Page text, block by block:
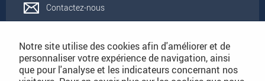
Contactez-nous
Notre site utilise des cookies afin d'améliorer et de
personnaliser votre expérience de navigation, ainsi
que pour l'analyse et les indicateurs concernant nos